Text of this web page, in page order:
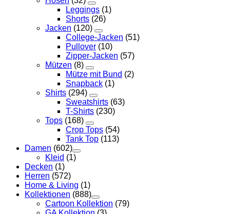
Leggings (1)
Shorts (26)
Jacken (120)
College-Jacken (51)
Pullover (10)
Zipper-Jacken (57)
Mützen (8)
Mütze mit Bund (2)
Snapback (1)
Shirts (294)
Sweatshirts (63)
T-Shirts (230)
Tops (168)
Crop Tops (54)
Tank Top (113)
Damen (602)
Kleid (1)
Decken (1)
Herren (572)
Home & Living (1)
Kollektionen (888)
Cartoon Kollektion (79)